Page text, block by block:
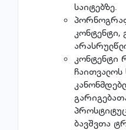
საიტებზე.
კონტენტი,
კონტენტი
ბავშვთა